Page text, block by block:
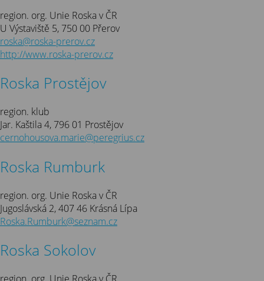
region. org. Unie Roska v ČR
U Výstaviště 5, 750 00 Přerov
roska@roska-prerov.cz
http://www.roska-prerov.cz
Roska Prostějov
region. klub
Jar. Kaštila 4, 796 01 Prostějov
cernohousova.marie@peregrius.cz
Roska Rumburk
region. org. Unie Roska v ČR
Jugoslávská 2, 407 46 Krásná Lípa
Roska.Rumburk@seznam.cz
Roska Sokolov